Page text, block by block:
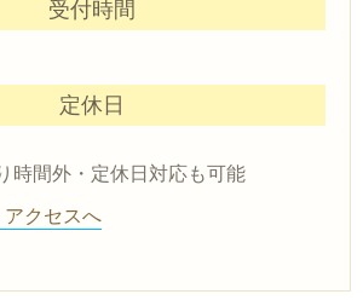
受付時間
定休日
時間外・定休日対応も可能
クセスへ